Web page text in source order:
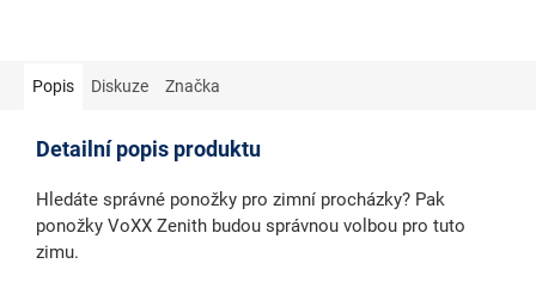
Popis Diskuze Značka
Detailní popis produktu
Hledáte správné ponožky pro zimní procházky? Pak
ponožky VoXX Zenith budou správnou volbou pro tuto
zimu.